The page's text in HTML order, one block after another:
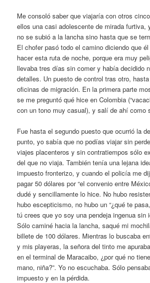
Me consoló saber que viajaría con otros
ellos una casi adolescente de mirada furtiva,
no se subió a la lancha sino hasta que se
El chofer pasó todo el camino diciendo que
hacer esta ruta de noche, porque era muy
llevaba tres días sin comer y había decidido
detalles. Un puesto de control tras otro,
oficinas de migración. En la primera parte
se me preguntó qué hice en Colombia
con un tono muy casual), y salí de ahí como
Fue hasta el segundo puesto que ocurrió la
punto, yo sabía que no podías viajar sin
viajes placenteros y sin contratiempos sólo
del que no viaja. También tenía una lejana
impuesto fronterizo, y cuando el policía me
pagar 50 dólares por “el convenio entre
dudé y sencillamente lo hice. No hubo
hubo escepticismo, no hubo un “¿qué te
tú crees que yo soy una pendeja ingenua sin
Sólo caminé hacia la lancha, saqué mi
billete de 100 dólares. Mientras lo buscaba
y mis playeras, la señora del tinto me
en el terminal de Maracaibo, ¿por qué no
mano, niña?”. Yo no escuchaba. Sólo
impuesto y en la pérdida.